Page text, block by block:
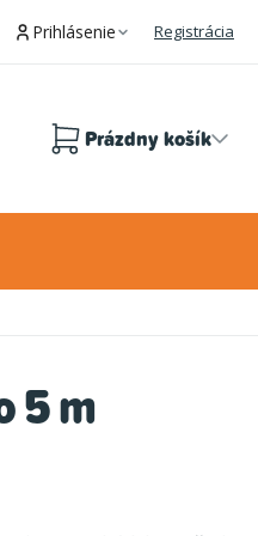
Prihlásenie Registrácia
Prázdny košík
5 m